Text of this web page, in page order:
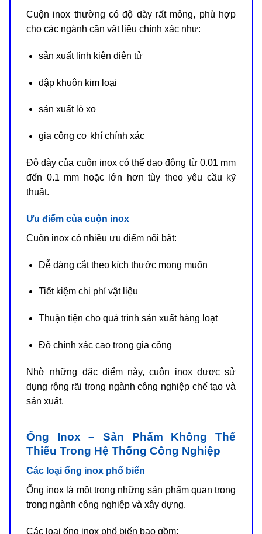
Cuộn inox thường có độ dày rất mỏng, phù hợp
cho các ngành cần vật liệu chính xác như:
sản xuất linh kiện điện tử
dập khuôn kim loại
sản xuất lò xo
gia công cơ khí chính xác
Độ dày của cuộn inox có thể dao động từ 0.01 mm
đến 0.1 mm hoặc lớn hơn tùy theo yêu cầu kỹ
thuật.
Ưu điểm của cuộn inox
Cuộn inox có nhiều ưu điểm nổi bật:
Dễ dàng cắt theo kích thước mong muốn
Tiết kiệm chi phí vật liệu
Thuận tiện cho quá trình sản xuất hàng loạt
Độ chính xác cao trong gia công
Nhờ những đặc điểm này, cuộn inox được sử
dụng rộng rãi trong ngành công nghiệp chế tạo và
sản xuất.
Ống Inox – Sản Phẩm Không Thể
Thiếu Trong Hệ Thống Công Nghiệp
Các loại ống inox phổ biến
Ống inox là một trong những sản phẩm quan trọng
trong ngành công nghiệp và xây dựng.
Các loại ống inox phổ biến bao gồm: